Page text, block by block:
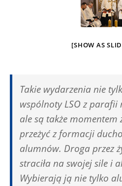
[SHOW AS
Takie wydarzenia nie
wspólnoty LSO z parafii
ale są także momentem
przeżyć z formacji
alumnów. Droga przez
straciła na swojej sile i
Wybierają ją nie tylko